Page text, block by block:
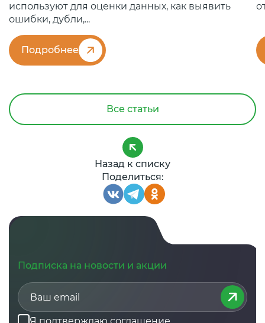
используют для оценки данных, как выявить
ошибки, дубли,...
Подробнее
Все статьи
Назад к списку
Поделиться:
Подписка на новости и акции